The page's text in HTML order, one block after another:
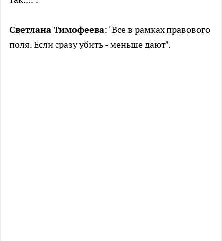
Светлана Тимофеева: "Все в рамках правового
поля. Если сразу убить - меньше дают".